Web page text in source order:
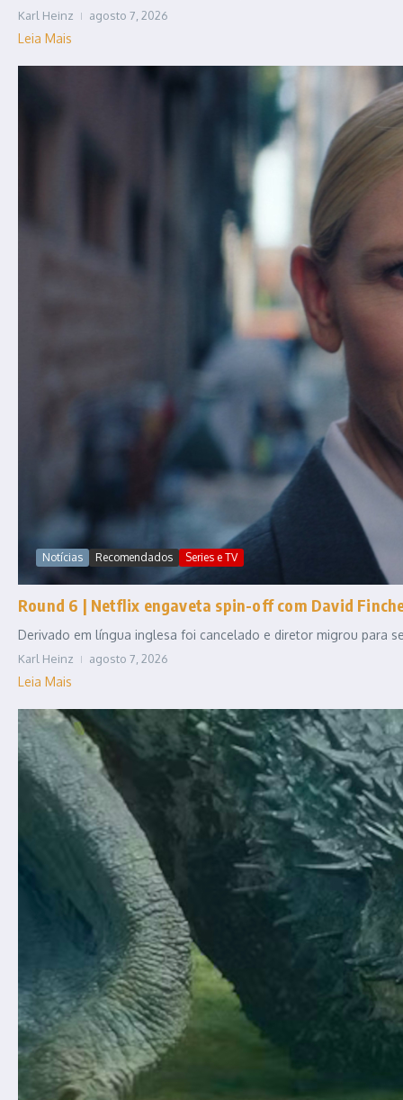
Karl Heinz agosto 7, 2026
Leia Mais
Notícias Recomendados Series e TV
Round 6 | Netflix engaveta spin-off com David
Derivado em língua inglesa foi cancelado e diretor migrou para
Karl Heinz agosto 7, 2026
Leia Mais